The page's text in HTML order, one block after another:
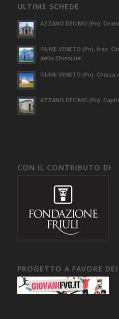
ULTIME SCHEDE
AZZANO DECIMO (Pn).
FIUME VENETO (Pn), fraz.
della Chiesiole.
FIUME VENETO (Pn).
AZZANO DECIMO (Pn).
CON IL CONTRIBUTO DI
PROGETTO A FAVORE